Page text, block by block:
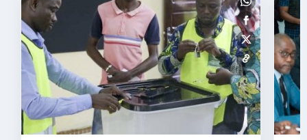
SEMAINE
Leadership
féminin :
le
Gabon
veut
devenir
un
carrefour
africain